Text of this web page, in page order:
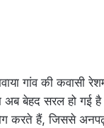
गांव की कवासी
अब बेहद सरल हो
करते हैं, जिससे